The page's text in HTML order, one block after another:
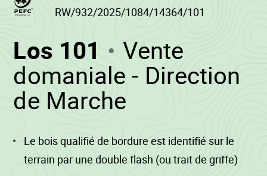
Los 101 (RW/932/
-
Vente
domaniale - Direction
de Marche
RW/932/2025/1084/14364/101
Le bois qualifié de bordure est identifié sur le
terrain par une double flash (ou trait de griffe)